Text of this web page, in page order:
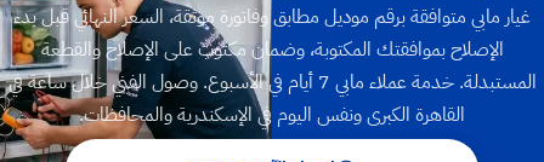
غيار مابي متوافقة برقم موديل مطابق وفاتورة موثقة، السعر النهائي قبل بدء
الإصلاح بموافقتك المكتوبة، وضمان مكتوب على الإصلاح والقطعة
المستبدلة. خدمة عملاء مابي 7 أيام في الأسبوع. وصول الفني خلال ساعة في
القاهرة الكبرى ونفس اليوم في الإسكندرية والمحافظات.